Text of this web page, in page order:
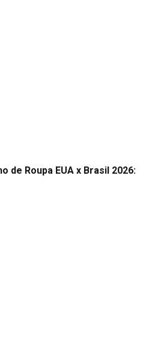
de Roupa EUA x Brasil 2026: